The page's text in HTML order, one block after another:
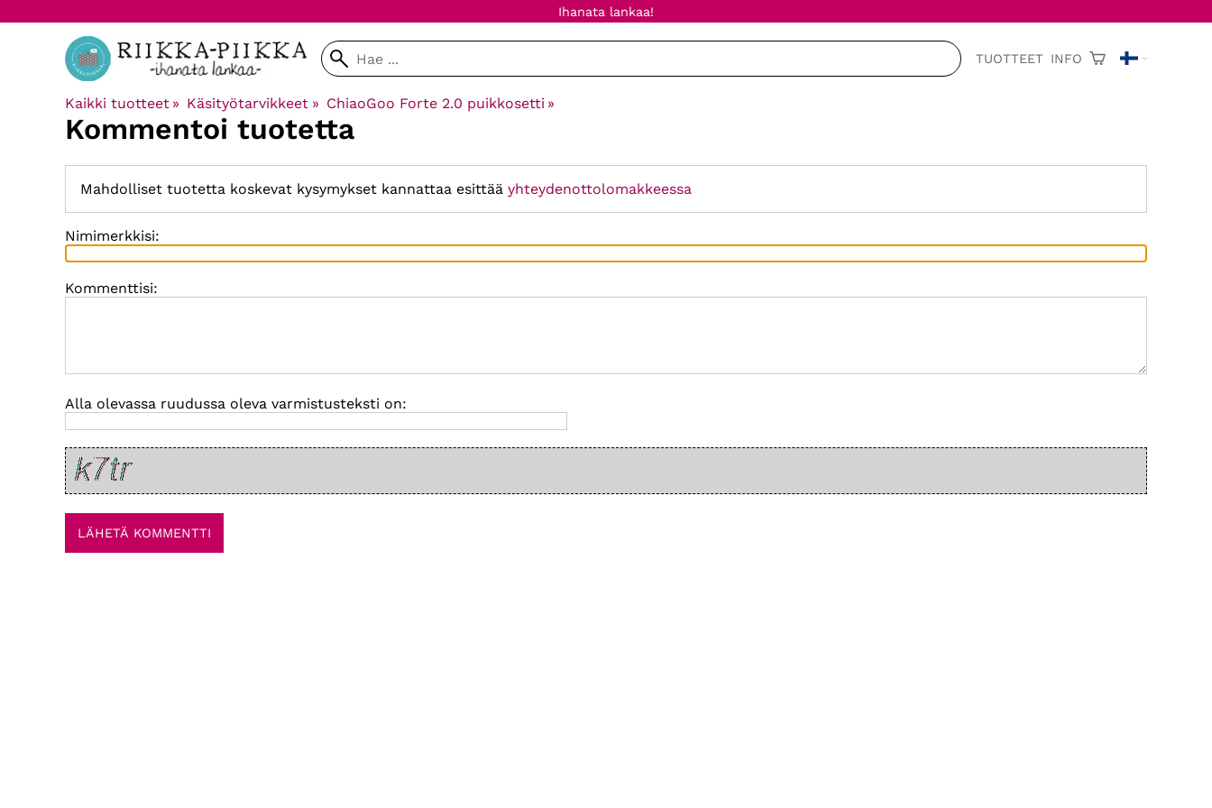
Ihanata lankaa!
TUOTTEET INFO
Kaikki tuotteet ‪» Käsityötarvikkeet ‪» ChiaoGoo Forte 2.0 puikkosetti ‪»
Kommentoi tuotetta
Mahdolliset tuotetta koskevat kysymykset kannattaa esittää yhteydenottolomakkeessa
Nimimerkkisi:
Kommenttisi:
Alla olevassa ruudussa oleva varmistusteksti on: